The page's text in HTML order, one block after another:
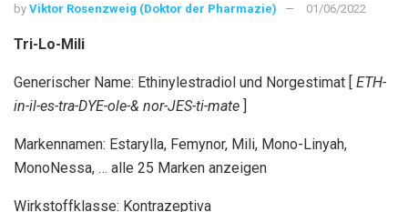
by Viktor Rosenzweig (Doktor der Pharmazie) 01/06/2022
Tri-Lo-Mili
Generischer Name: Ethinylestradiol und Norgestimat [ ETH-
in-il-es-tra-DYE-ole-& nor-JES-ti-mate ]
Markennamen: Estarylla, Femynor, Mili, Mono-Linyah,
MonoNessa, … alle 25 Marken anzeigen
Wirkstoffklasse: Kontrazeptiva